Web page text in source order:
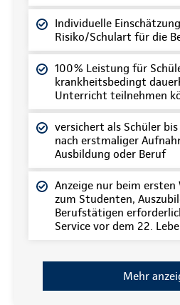
Individuelle
Risiko/Schulart für die
100% Leistung für
krankheitsbedingt
Unterricht teilnehmen
versichert als Schüler
nach erstmaliger
Ausbildung oder Beruf
Anzeige nur beim ersten
zum Studenten,
Berufstätigen
Service vor dem 22.
Mehr